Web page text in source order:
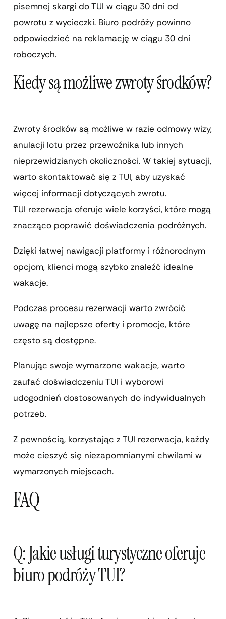
pisemnej skargi do TUI w ciągu 30 dni od
powrotu z wycieczki. Biuro podróży powinno
odpowiedzieć na reklamację w ciągu 30 dni
roboczych.
Kiedy są możliwe zwroty środków?
Zwroty środków są możliwe w razie odmowy wizy,
anulacji lotu przez przewoźnika lub innych
nieprzewidzianych okoliczności. W takiej sytuacji,
warto skontaktować się z TUI, aby uzyskać
więcej informacji dotyczących zwrotu.
TUI rezerwacja oferuje wiele korzyści, które mogą
znacząco poprawić doświadczenia podróżnych.
Dzięki łatwej nawigacji platformy i różnorodnym
opcjom, klienci mogą szybko znaleźć idealne
wakacje.
Podczas procesu rezerwacji warto zwrócić
uwagę na najlepsze oferty i promocje, które
często są dostępne.
Planując swoje wymarzone wakacje, warto
zaufać doświadczeniu TUI i wyborowi
udogodnień dostosowanych do indywidualnych
potrzeb.
Z pewnością, korzystając z TUI rezerwacja, każdy
może cieszyć się niezapomnianymi chwilami w
wymarzonych miejscach.
FAQ
Q: Jakie usługi turystyczne oferuje
biuro podróży TUI?